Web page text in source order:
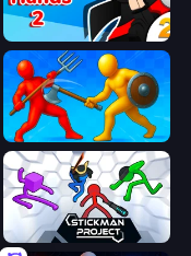
Ninja Hands 2
Epic Sword Battle! Fight in Arena
Stickman Project